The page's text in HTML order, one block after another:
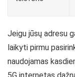
Jeigu jūsų adresu
laikyti pirmu
naudojamas